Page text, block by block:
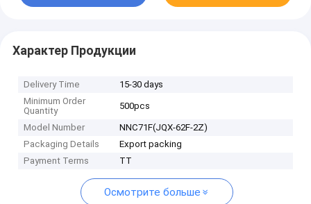
Характер Продукции
Delivery Time
15-30 days
Minimum Order
Quantity
500pcs
Model Number
NNC71F(JQX-62F-2Z)
Packaging Details
Export packing
Payment Terms
TT
Осмотрите больше